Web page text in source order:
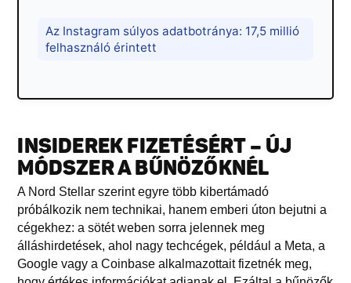
Az Instagram súlyos adatbotránya: 17,5 millió
felhasználó érintett
INSIDEREK FIZETÉSÉRT – ÚJ
MÓDSZER A BŰNÖZŐKNÉL
A Nord Stellar szerint egyre több kibertámadó
próbálkozik nem technikai, hanem emberi úton bejutni a
cégekhez: a sötét weben sorra jelennek meg
álláshirdetések, ahol nagy techcégek, például a Meta, a
Google vagy a Coinbase alkalmazottait fizetnék meg,